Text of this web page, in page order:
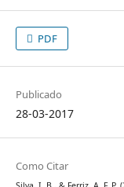
PDF
Publicado
28-03-2017
Como Citar